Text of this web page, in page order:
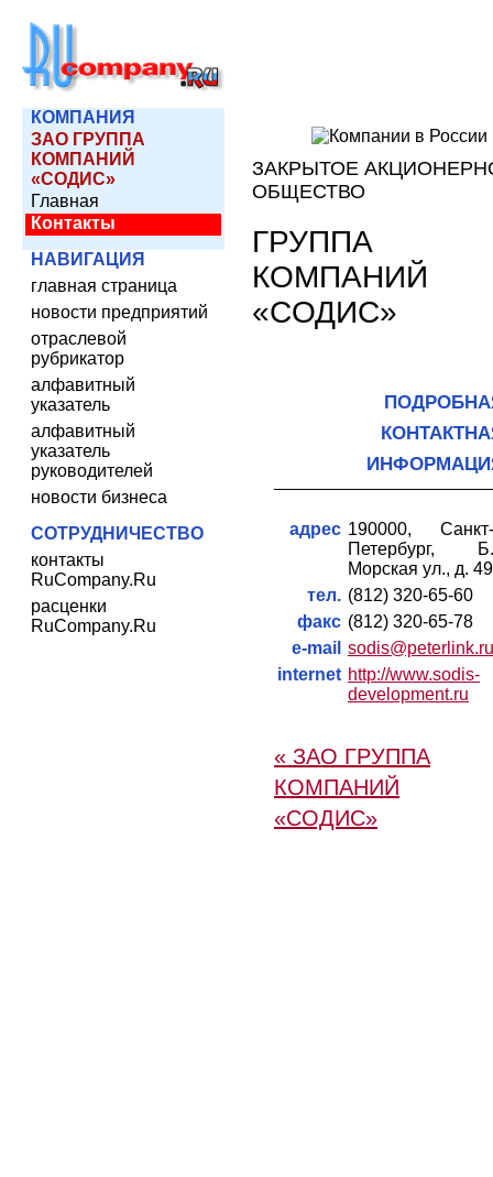
КОМПАНИЯ
ЗАО ГРУППА
КОМПАНИЙ
«CОДИС»
Главная
Контакты
НАВИГАЦИЯ
главная страница
новости предприятий
отраслевой
рубрикатор
алфавитный
указатель
алфавитный
указатель
руководителей
новости бизнеса
СОТРУДНИЧЕСТВО
контакты
RuCompany.Ru
расценки
RuCompany.Ru
ЗАКРЫТОЕ
ОБЩЕСТВО
ГРУППА
КОМПАНИЙ
«CОДИС»
адрес 190000, Санкт-
Петербург, Б.
Морская ул., д. 49
тел. (812) 320-65-60
факс (812) 320-65-78
e-mail sodis@peterlink.ru
internet http://www.sodis-
development.ru
« ЗАО ГРУППА
КОМПАНИЙ
«CОДИС»